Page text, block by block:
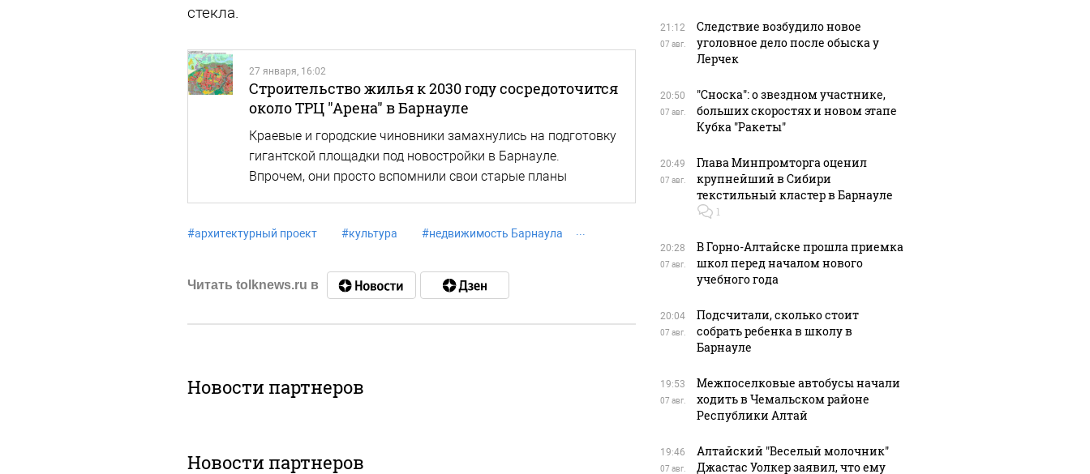
стекла.
27 января, 16:02
Строительство жилья к 2030 году сосредоточится
около ТРЦ "Арена" в Барнауле
Краевые и городские чиновники замахнулись на подготовку
гигантской площадки под новостройки в Барнауле.
Впрочем, они просто вспомнили свои старые планы
#архитектурный проект #культура #недвижимость Барнаула
Читать tolknews.ru в
Новости партнеров
Новости партнеров
21:12
07 авг.
Следствие возбудило новое
уголовное дело после обыска у
Лерчек
20:50
07 авг.
"Сноска": о звездном участнике,
больших скоростях и новом этапе
Кубка "Ракеты"
20:49
07 авг.
Глава Минпромторга оценил
крупнейший в Сибири
текстильный кластер в Барнауле
1
20:28
07 авг.
В Горно-Алтайске прошла приемка
школ перед началом нового
учебного года
20:04
07 авг.
Подсчитали, сколько стоит
собрать ребенка в школу в
Барнауле
19:53
07 авг.
Межпоселковые автобусы начали
ходить в Чемальском районе
Республики Алтай
19:46
07 авг.
Алтайский "Веселый молочник"
Джастас Уолкер заявил, что ему